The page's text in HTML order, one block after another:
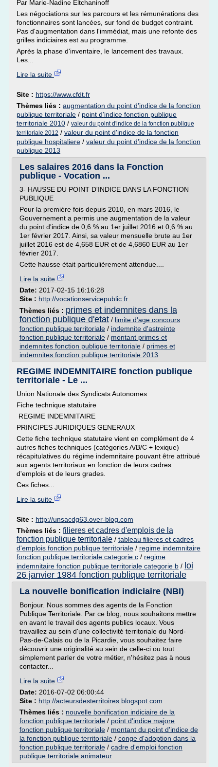
Par Marie-Nadine Eltchaninoff
Les négociations sur les parcours et les rémunérations des
fonctionnaires sont lancées, sur fond de budget contraint.
Pas d'augmentation dans l'immédiat, mais une refonte des
grilles indiciaires est au programme.
Après la phase d'inventaire, le lancement des travaux.
Les...
Lire la suite
Site : https://www.cfdt.fr
Thèmes liés : augmentation du point d'indice de la fonction
publique territoriale / point d'indice fonction publique
territoriale 2010 / valeur du point d'indice de la fonction publique
territoriale 2012 / valeur du point d'indice de la fonction
publique hospitaliere / valeur du point d'indice de la fonction
publique 2013
Les salaires 2016 dans la Fonction
publique - Vocation ...
3- HAUSSE DU POINT D'INDICE DANS LA FONCTION
PUBLIQUE
Pour la première fois depuis 2010, en mars 2016, le
Gouvernement a permis une augmentation de la valeur
du point d'indice de 0,6 % au 1er juillet 2016 et 0,6 % au
1er février 2017. Ainsi, sa valeur mensuelle brute au 1er
juillet 2016 est de 4,658 EUR et de 4,6860 EUR au 1er
février 2017.
Cette hausse était particulièrement attendue....
Lire la suite
Date: 2017-02-15 16:16:28
Site : http://vocationservicepublic.fr
Thèmes liés : primes et indemnites dans la
fonction publique d'etat / limite d'age concours
fonction publique territoriale / indemnite d'astreinte
fonction publique territoriale / montant primes et
indemnites fonction publique territoriale / primes et
indemnites fonction publique territoriale 2013
REGIME INDEMNITAIRE fonction publique
territoriale - Le ...
Union Nationale des Syndicats Autonomes
Fiche technique statutaire
REGIME INDEMNITAIRE
PRINCIPES JURIDIQUES GENERAUX
Cette fiche technique statutaire vient en complément de 4
autres fiches techniques (catégories A/B/C + lexique)
récapitulatives du régime indemnitaire pouvant être attribué
aux agents territoriaux en fonction de leurs cadres
d'emplois et de leurs grades.
Ces fiches...
Lire la suite
Site : http://unsacdg63.over-blog.com
Thèmes liés : filieres et cadres d'emplois de la
fonction publique territoriale / tableau filieres et cadres
d'emplois fonction publique territoriale / regime indemnitaire
fonction publique territoriale categorie c / regime
indemnitaire fonction publique territoriale categorie b / loi
26 janvier 1984 fonction publique territoriale
La nouvelle bonification indiciaire (NBI)
Bonjour. Nous sommes des agents de la Fonction
Publique Territoriale. Par ce blog, nous souhaitons mettre
en avant le travail des agents publics locaux. Vous
travaillez au sein d'une collectivité territoriale du Nord-
Pas-de-Calais ou de la Picardie, vous souhaitez faire
découvrir une originalité au sein de celle-ci ou tout
simplement parler de votre métier, n'hésitez pas à nous
contacter...
Lire la suite
Date: 2016-07-02 06:00:44
Site : http://acteursdesterritoires.blogspot.com
Thèmes liés : nouvelle bonification indiciaire de la
fonction publique territoriale / point d'indice majore
fonction publique territoriale / montant du point d'indice de
la fonction publique territoriale / conge d'adoption dans la
fonction publique territoriale / cadre d'emploi fonction
publique territoriale animateur